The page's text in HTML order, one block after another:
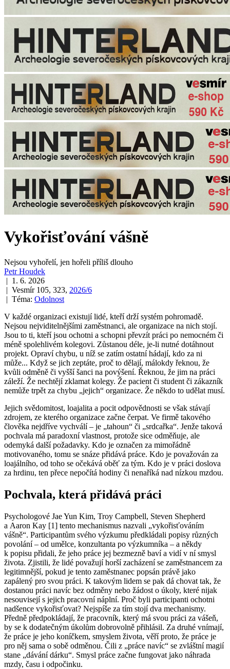
Vykořisťování vášně
Nejsou vyhořelí, jen hořeli příliš dlouho
Petr Houdek
| 1. 6. 2026
| Vesmír 105, 323, 2026/6
| Téma: Odolnost
V každé organizaci existují lidé, kteří drží systém pohromadě.
Nejsou nejviditelnějšími zaměstnanci, ale organizace na nich stojí.
Jsou to ti, kteří jsou ochotni a schopni převzít práci po nemocném či
méně spolehlivém kolegovi. Zůstanou déle, je-li nutné dotáhnout
projekt. Opraví chybu, u níž se zatím ostatní hádají, kdo za ni
může... Když se jich zeptáte, proč to dělají, málokdy řeknou, že
kvůli odměně či vyšší šanci na povýšení. Řeknou, že jim na práci
záleží. Že nechtějí zklamat kolegy. Že pacient či student či zákazník
nemůže trpět za chybu „jejich“ organizace. Že někdo to udělat musí.
Jejich svědomitost, loajalita a pocit odpovědnosti se však stávají
zdrojem, ze kterého organizace začne čerpat. Ve firmě takového
člověka nejdříve vychválí – je „tahoun“ či „srdcařka“. Jenže taková
pochvala má paradoxní vlastnost, protože sice odměňuje, ale
odemyká další požadavky. Kdo je označen za mimořádně
motivovaného, tomu se snáze přidává práce. Kdo je považován za
loajálního, od toho se očekává oběť za tým. Kdo je v práci doslova
za hrdinu, ten přece nepočítá hodiny či nenaříká nad nízkou mzdou.
Pochvala, která přidává práci
Psychologové Jae Yun Kim, Troy Campbell, Steven Shepherd
a Aaron Kay [1] tento mechanismus nazvali „vykořisťováním
vášně“. Participantům svého výzkumu předkládali popisy různých
povolání – od umělce, konzultanta po výzkumníka – a někdy
k popisu přidali, že jeho práce jej bezmezně baví a vidí v ní smysl
života. Zjistili, že lidé považují horší zacházení se zaměstnancem za
legitimnější, pokud je tento zaměstnanec popsán právě jako
zapálený pro svou práci. K takovým lidem se pak dá chovat tak, že
dostanou práci navíc bez odměny nebo žádost o úkoly, které nijak
nesouvisejí s jejich pracovní náplní. Proč byli participanti ochotni
nadšence vykořisťovat? Nejspíše za tím stojí dva mechanismy.
Předně předpokládají, že pracovník, který má svou práci za vášeň,
by se k dodatečným úkolům dobrovolně přihlásil. Za druhé vnímají,
že práce je jeho koníčkem, smyslem života, věří proto, že práce je
pro něj sama o sobě odměnou. Čili z „práce navíc“ se zvláštní magií
stane „dávání dárku“. Smysl práce začne fungovat jako náhrada
mzdy, času i odpočinku.